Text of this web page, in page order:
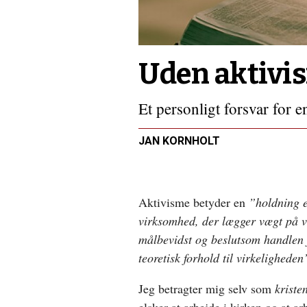
Uden
Et personligt forsvar for
JAN KORNHOLT
Aktivisme betyder en ”holdning
virksomhed, der lægger vægt på
målbevidst og beslutsom
teoretisk forhold til
Jeg betragter mig selv som